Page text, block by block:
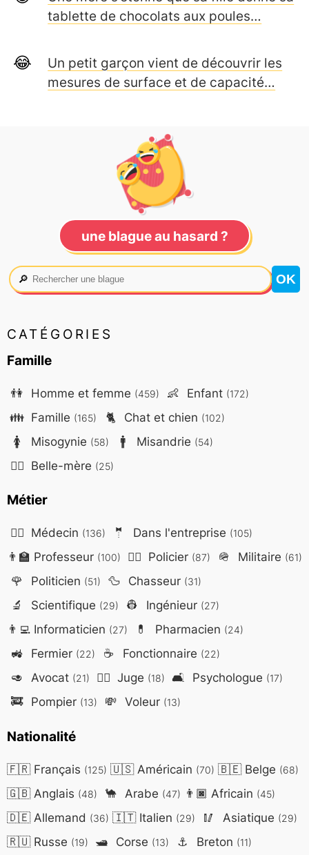
tablette de chocolats aux poules…
Un petit garçon vient de découvrir les
mesures de surface et de capacité…
une blague au hasard ?
🔎
CATÉGORIES
Famille
👫 Homme et femme (459) 👶 Enfant (172)
👪 Famille (165) 🐈 Chat et chien (102)
🚺 Misogynie (58) 🚹 Misandrie (54)
🤷‍♀️ Belle-mère (25)
Métier
👨‍⚕️ Médecin (136) 🤵 Dans l'entreprise (105)
👨‍🏫 Professeur (100) 👮‍♂️ Policier (87) 🪖 Militaire (61)
🌹 Politicien (51) 🦆 Chasseur (31)
🔬 Scientifique (29) 👷 Ingénieur (27)
👨‍💻Informaticien (27) 💊 Pharmacien (24)
🚜 Fermier (22) ☕ Fonctionnaire (22)
🥑 Avocat (21) 👨‍⚖️ Juge (18) 🛋️ Psychologue (17)
🚒 Pompier (13) 💸 Voleur (13)
Nationalité
🇫🇷Français (125) 🇺🇸Américain (70) 🇧🇪Belge (68)
🇬🇧Anglais (48) 🐪 Arabe (47) 👨🏿 Africain (45)
🇩🇪Allemand (36) 🇮🇹Italien (29) 🥢 Asiatique (29)
🇷🇺Russe (19) 🛥️ Corse (13) ⚓ Breton (11)